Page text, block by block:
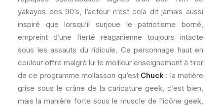
yakayos des 90’s, l’acteur n’est cela dit jamais aussi
inspiré que lorsqu’il surjoue le patriotisme borné,
empreint d’une fierté reaganienne toujours intacte
sous les assauts du ridicule. Ce personnage haut en
couleur offre malgré lui le meilleur enseignement à tirer
de ce programme mollasson qu’est Chuck: la matière
grise sous le crâne de la caricature geek, c’est bien,
mais la manière forte sous le muscle de l’icône geek,